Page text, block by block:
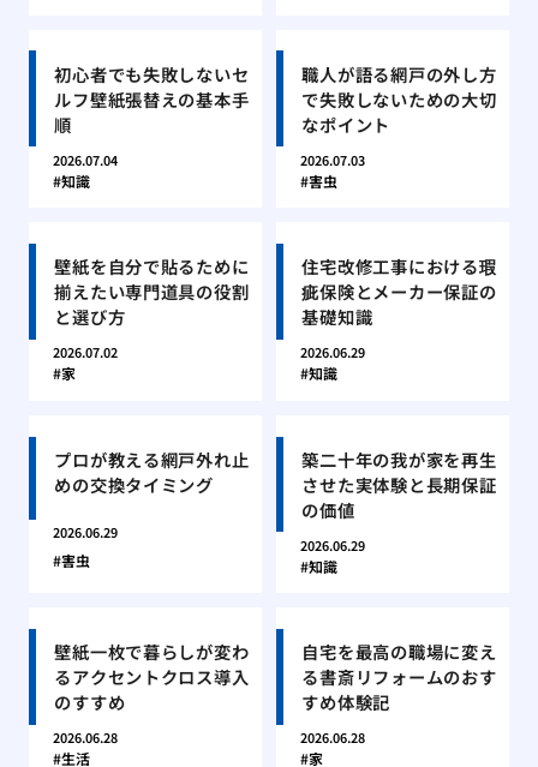
初心者でも失敗しないセ
ルフ壁紙張替えの基本手
順
2026.07.04
知識
職人が語る網戸の外し方
で失敗しないための大切
なポイント
2026.07.03
害虫
壁紙を自分で貼るために
揃えたい専門道具の役割
と選び方
2026.07.02
家
住宅改修工事における瑕
疵保険とメーカー保証の
基礎知識
2026.06.29
知識
プロが教える網戸外れ止
めの交換タイミング
2026.06.29
害虫
築二十年の我が家を再生
させた実体験と長期保証
の価値
2026.06.29
知識
壁紙一枚で暮らしが変わ
るアクセントクロス導入
のすすめ
2026.06.28
生活
自宅を最高の職場に変え
る書斎リフォームのおす
すめ体験記
2026.06.28
家